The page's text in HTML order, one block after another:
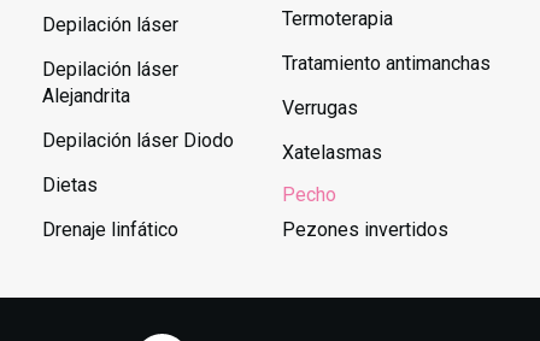
Depilación láser
Depilación láser
Alejandrita
Depilación láser Diodo
Dietas
Drenaje linfático
Termoterapia
Tratamiento antimanchas
Verrugas
Xatelasmas
Pecho
Pezones invertidos